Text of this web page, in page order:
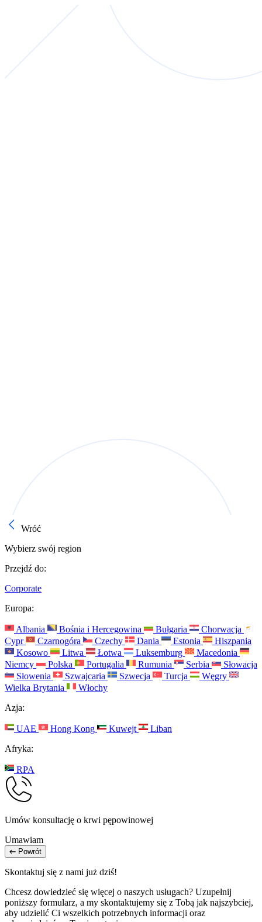
Wróć
Wybierz swój region
Przejdź do:
Corporate
Europa:
Albania Bośnia i Hercegowina Bułgaria
Chorwacja
Cypr
Czarnogóra Czechy Dania Estonia
Hiszpania
Kosowo
Litwa Łotwa Luksemburg
Macedonia
Niemcy
Polska Portugalia Rumunia Serbia
Słowacja
Słowenia
Szwajcaria Szwecja Turcja
Węgry
Wielka Brytania
Włochy
Azja:
UAE Hong Kong Kuwejt
Liban
Afryka:
RPA
Umów konsultację o krwi pępowinowej
Umawiam
Powrót
Skontaktuj się z nami już dziś!
Chcesz dowiedzieć się więcej o naszych usługach? Uzupełnij
poniższy formularz, a my skontaktujemy się z Tobą jak najszybciej,
aby udzielić Ci wszelkich potrzebnych informacji oraz